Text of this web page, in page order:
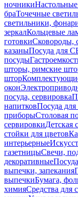
ночники
браТочечные
светильники,
зеркалКольцевые
готовкиСковороды,
казаныПосуда для
посуды
шторы, римские
штор
окон
посуда, сервировка
напитковПосуда
приборыСтоловая
сервировкиДетская
стойки для цветов
интерьерные
газетницыСвечи,
декоративные
выпечки, запекания
выпечкиБумага,
химияСредства для